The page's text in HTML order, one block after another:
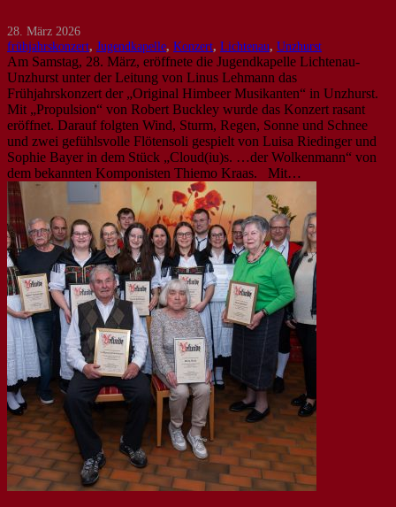
28. März 2026
frühjahrskonzert, Jugendkapelle, Konzert, Lichtenau, Unzhurst
Am Samstag, 28. März, eröffnete die Jugendkapelle Lichtenau-
Unzhurst unter der Leitung von Linus Lehmann das
Frühjahrskonzert der „Original Himbeer Musikanten“ in Unzhurst.
Mit „Propulsion“ von Robert Buckley wurde das Konzert rasant
eröffnet. Darauf folgten Wind, Sturm, Regen, Sonne und Schnee
und zwei gefühlsvolle Flötensoli gespielt von Luisa Riedinger und
Sophie Bayer in dem Stück „Cloud(iu)s. …der Wolkenmann“ von
dem bekannten Komponisten Thiemo Kraas. Mit…